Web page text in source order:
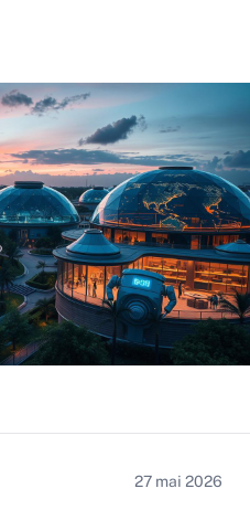
27 mai 2026